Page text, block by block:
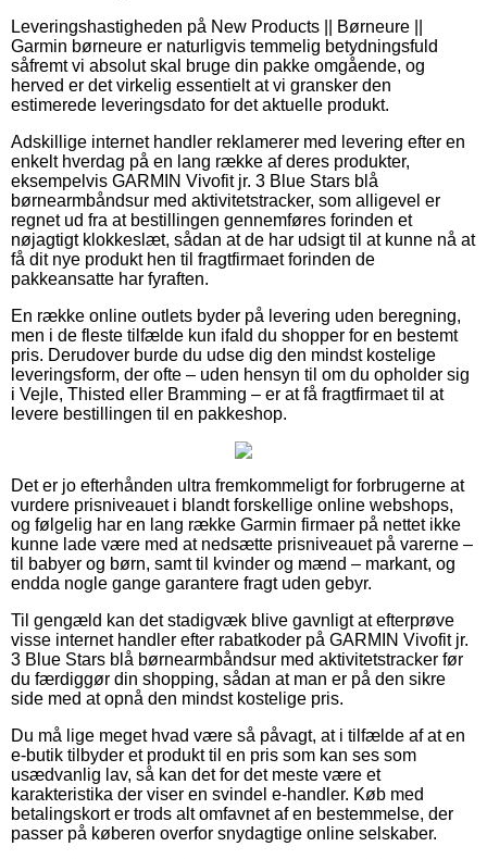
Leveringshastigheden på New Products || Børneure ||
Garmin børneure er naturligvis temmelig betydningsfuld
såfremt vi absolut skal bruge din pakke omgående, og
herved er det virkelig essentielt at vi gransker den
estimerede leveringsdato for det aktuelle produkt.
Adskillige internet handler reklamerer med levering efter en
enkelt hverdag på en lang række af deres produkter,
eksempelvis GARMIN Vivofit jr. 3 Blue Stars blå
børnearmbåndsur med aktivitetstracker, som alligevel er
regnet ud fra at bestillingen gennemføres forinden et
nøjagtigt klokkeslæt, sådan at de har udsigt til at kunne nå at
få dit nye produkt hen til fragtfirmaet forinden de
pakkeansatte har fyraften.
En række online outlets byder på levering uden beregning,
men i de fleste tilfælde kun ifald du shopper for en bestemt
pris. Derudover burde du udse dig den mindst kostelige
leveringsform, der ofte – uden hensyn til om du opholder sig
i Vejle, Thisted eller Bramming – er at få fragtfirmaet til at
levere bestillingen til en pakkeshop.
Det er jo efterhånden ultra fremkommeligt for forbrugerne at
vurdere prisniveauet i blandt forskellige online webshops,
og følgelig har en lang række Garmin firmaer på nettet ikke
kunne lade være med at nedsætte prisniveauet på varerne –
til babyer og børn, samt til kvinder og mænd – markant, og
endda nogle gange garantere fragt uden gebyr.
Til gengæld kan det stadigvæk blive gavnligt at efterprøve
visse internet handler efter rabatkoder på GARMIN Vivofit jr.
3 Blue Stars blå børnearmbåndsur med aktivitetstracker før
du færdiggør din shopping, sådan at man er på den sikre
side med at opnå den mindst kostelige pris.
Du må lige meget hvad være så påvagt, at i tilfælde af at en
e-butik tilbyder et produkt til en pris som kan ses som
usædvanlig lav, så kan det for det meste være et
karakteristika der viser en svindel e-handler. Køb med
betalingskort er trods alt omfavnet af en bestemmelse, der
passer på køberen overfor snydagtige online selskaber.